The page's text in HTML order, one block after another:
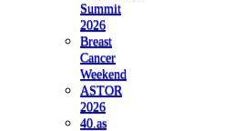
Summit
2026
Breast
Cancer
Weekend
ASTOR
2026
40.as